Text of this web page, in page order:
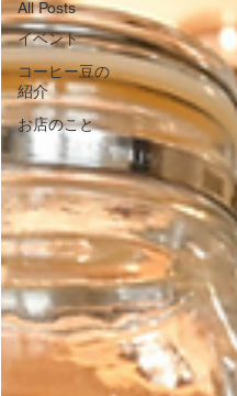
All Posts
イベント
コーヒー豆の
紹介
お店のこと